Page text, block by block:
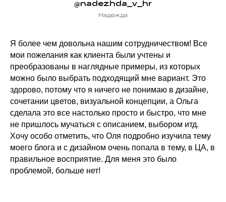
@nadezhda_v_hr
Надежда
Я более чем довольна нашим сотрудничеством! Все
мои пожелания как клиента были учтены и
преобразованы в наглядные примеры, из которых
можно было выбрать подходящий мне вариант. Это
здорово, потому что я ничего не понимаю в дизайне,
сочетании цветов, визуальной концепции, а Ольга
сделала это все настолько просто и быстро, что мне
не пришлось мучаться с описанием, выбором итд.
Хочу особо отметить, что Оля подробно изучила тему
моего блога и с дизайном очень попала в тему, в ЦА, в
правильное восприятие. Для меня это было
проблемой, больше нет!